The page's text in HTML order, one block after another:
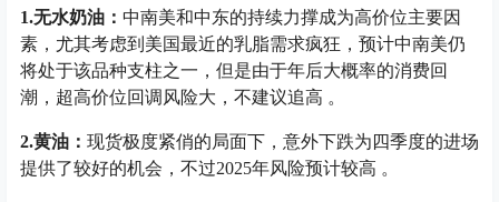
1.无水奶油： 中南美和中东的持续力撑成为高价位主要因
素，尤其考虑到美国最近的乳脂需求疯狂，预计中南美仍
将处于该品种支柱之一，但是由于年后大概率的消费回
潮，超高价位回调风险大，不建议追高 。
2.黄油： 现货极度紧俏的局面下，意外下跌为四季度的进场
提供了较好的机会，不过2025年风险预计较高 。